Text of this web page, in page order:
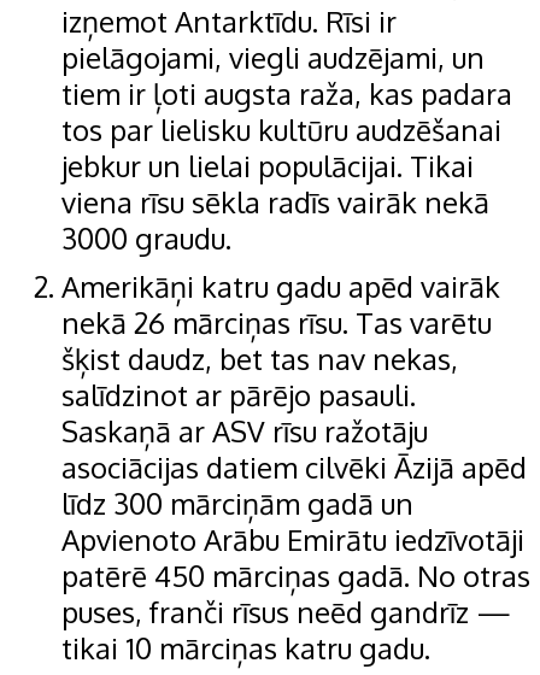
izņemot Antarktīdu. Rīsi ir
pielāgojami, viegli audzējami, un
tiem ir ļoti augsta raža, kas padara
tos par lielisku kultūru audzēšanai
jebkur un lielai populācijai. Tikai
viena rīsu sēkla radīs vairāk nekā
3000 graudu.
Amerikāņi katru gadu apēd vairāk
nekā 26 mārciņas rīsu. Tas varētu
šķist daudz, bet tas nav nekas,
salīdzinot ar pārējo pasauli.
Saskaņā ar ASV rīsu ražotāju
asociācijas datiem cilvēki Āzijā apēd
līdz 300 mārciņām gadā un
Apvienoto Arābu Emirātu iedzīvotāji
patērē 450 mārciņas gadā. No otras
puses, franči rīsus neēd gandrīz —
tikai 10 mārciņas katru gadu.